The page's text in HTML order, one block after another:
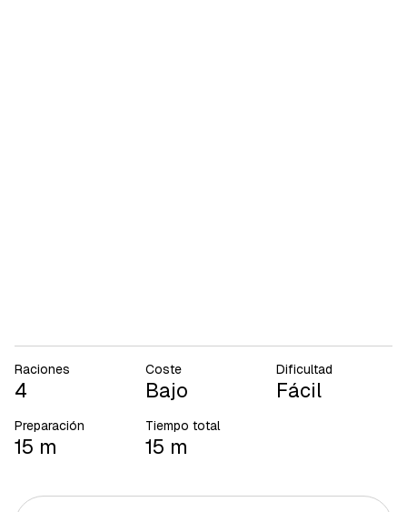
Raciones
4
Coste
Bajo
Dificultad
Fácil
Preparación
15 m
Tiempo total
15 m